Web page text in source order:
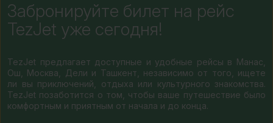
Забронируйте билет на рейс
TezJet уже сегодня!
TezJet предлагает доступные и удобные рейсы в Манас,
Ош, Москва, Дели и Ташкент, независимо от того, ищете
ли вы приключений, отдыха или культурного знакомства.
TezJet позаботится о том, чтобы ваше путешествие было
комфортным и приятным от начала и до конца.